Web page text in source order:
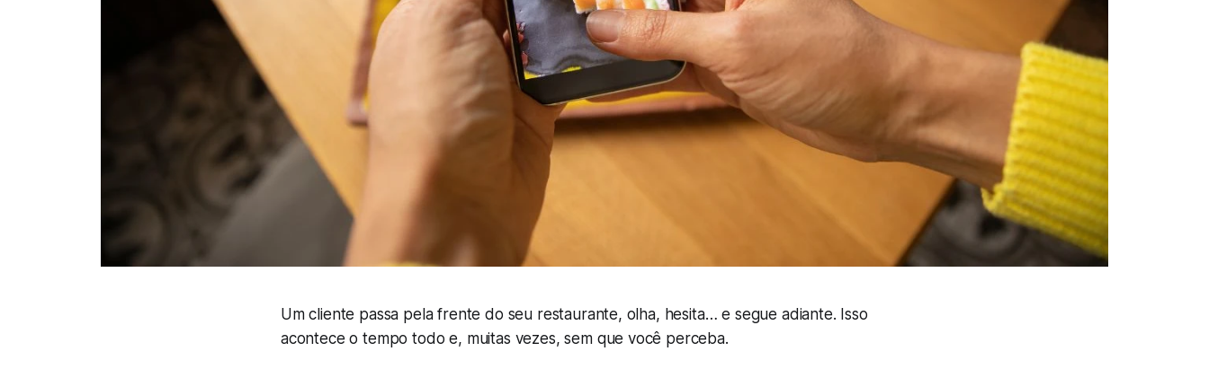
Um cliente passa pela frente do seu restaurante, olha, hesita… e segue adiante. Isso
acontece o tempo todo e, muitas vezes, sem que você perceba.